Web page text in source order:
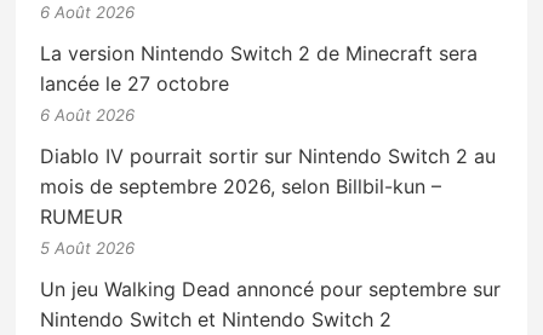
6 Août 2026
La version Nintendo Switch 2 de Minecraft sera
lancée le 27 octobre
6 Août 2026
Diablo IV pourrait sortir sur Nintendo Switch 2 au
mois de septembre 2026, selon Billbil-kun –
RUMEUR
5 Août 2026
Un jeu Walking Dead annoncé pour septembre sur
Nintendo Switch et Nintendo Switch 2